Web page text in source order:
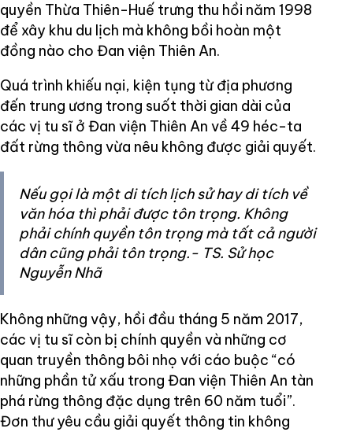
quyền Thừa Thiên-Huế trưng thu hồi năm 1998
để xây khu du lịch mà không bồi hoàn một
đồng nào cho Đan viện Thiên An.
Quá trình khiếu nại, kiện tụng từ địa phương
đến trung ương trong suốt thời gian dài của
các vị tu sĩ ở Đan viện Thiên An về 49 héc-ta
đất rừng thông vừa nêu không được giải quyết.
Nếu gọi là một di tích lịch sử hay di tích về
văn hóa thì phải được tôn trọng. Không
phải chính quyền tôn trọng mà tất cả người
dân cũng phải tôn trọng.- TS. Sử học
Nguyễn Nhã
Không những vậy, hồi đầu tháng 5 năm 2017,
các vị tu sĩ còn bị chính quyền và những cơ
quan truyền thông bôi nhọ với cáo buộc “có
những phần tử xấu trong Đan viện Thiên An tàn
phá rừng thông đặc dụng trên 60 năm tuổi”.
Đơn thư yêu cầu giải quyết thông tin không